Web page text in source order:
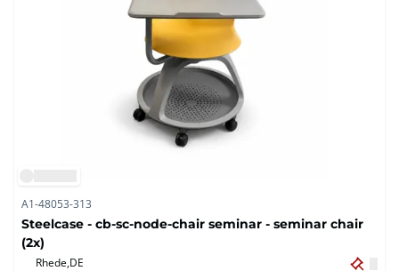
A1-48053-313
Steelcase - cb-sc-node-chair seminar - seminar chair
(2x)
Rhede,DE